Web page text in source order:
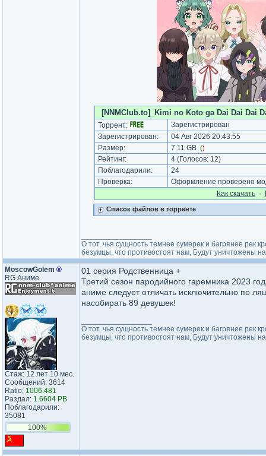
[NNMClub.to]_Kimi no Koto ga Dai Dai Dai
Торрент:
Зарегистрирован
Зарегистрирован:
04 Авг 2026 20:43:55
Размер:
7.11 GB ()
Рейтинг: 4(Голосов: 12)
Поблагодарили:
24
Проверка:
Оформление проверено
Как cкачать·
Список файлов в торренте
О тот, чья сущность темнее сумерек и багрянее рек
безумцы, что противостоят нам, Будут уничтожены
MoscowGolem ®
RG Аниме
Стаж: 12 лет 10 мес.
Сообщений: 3614
Ratio: 1006.481
Раздал: 1.6604 PB
Поблагодарили:
35081
100%
01 серия Родственница +
Третий сезон пародийного гаремника 2023
аниме следует отличать исключительно по
насобирать 89 девушек!
О тот, чья сущность темнее сумерек и багрянее рек
безумцы, что противостоят нам, Будут уничтожены